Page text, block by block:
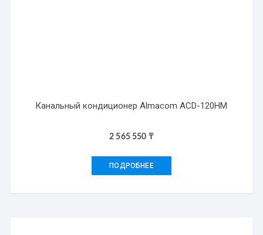
Канальный кондиционер Almacom ACD-120HМ
2 565 550 ₸
ПОДРОБНЕЕ